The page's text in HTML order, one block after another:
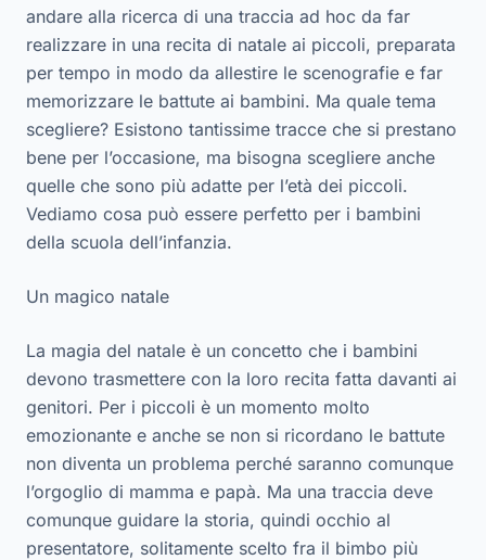
andare alla ricerca di una traccia ad hoc da far
realizzare in una recita di natale ai piccoli, preparata
per tempo in modo da allestire le scenografie e far
memorizzare le battute ai bambini. Ma quale tema
scegliere? Esistono tantissime tracce che si prestano
bene per l’occasione, ma bisogna scegliere anche
quelle che sono più adatte per l’età dei piccoli.
Vediamo cosa può essere perfetto per i bambini
della scuola dell’infanzia.
Un magico natale
La magia del natale è un concetto che i bambini
devono trasmettere con la loro recita fatta davanti ai
genitori. Per i piccoli è un momento molto
emozionante e anche se non si ricordano le battute
non diventa un problema perché saranno comunque
l’orgoglio di mamma e papà. Ma una traccia deve
comunque guidare la storia, quindi occhio al
presentatore, solitamente scelto fra il bimbo più